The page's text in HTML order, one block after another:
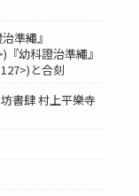
準繩』
幼科證治準繩』
と合刻
書肆 村上平樂寺